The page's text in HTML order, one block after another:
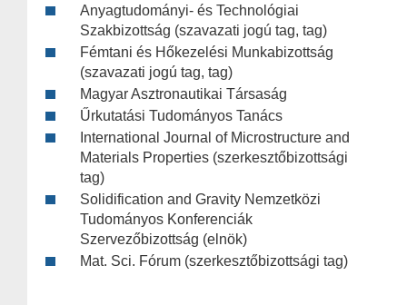
Anyagtudományi- és Technológiai
Szakbizottság (szavazati jogú tag, tag)
Fémtani és Hőkezelési Munkabizottság
(szavazati jogú tag, tag)
Magyar Asztronautikai Társaság
Űrkutatási Tudományos Tanács
International Journal of Microstructure and
Materials Properties (szerkesztőbizottsági
tag)
Solidification and Gravity Nemzetközi
Tudományos Konferenciák
Szervezőbizottság (elnök)
Mat. Sci. Fórum (szerkesztőbizottsági tag)